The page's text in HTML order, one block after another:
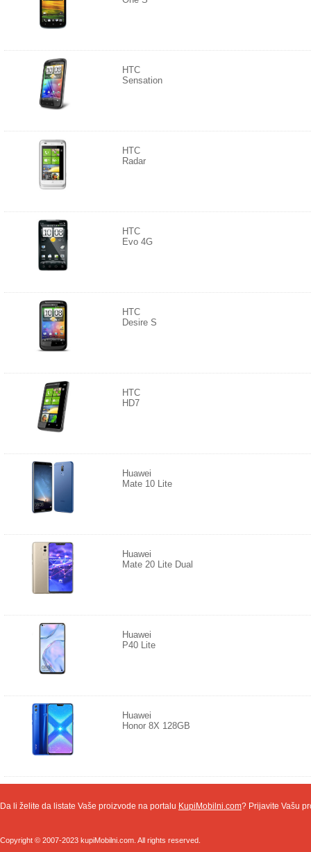
HTC
Sensation
HTC
Radar
HTC
Evo 4G
HTC
Desire S
HTC
HD7
Huawei
Mate 10 Lite
Huawei
Mate 20 Lite Dual
Huawei
P40 Lite
Huawei
Honor 8X 128GB
Da li želite da listate Vaše proizvode na portalu KupiMobilni.com? Prijavite Vašu
Copyright © 2007-2023 kupiMobilni.com. All rights reserved.